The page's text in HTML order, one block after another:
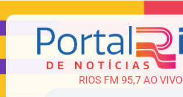
RIOS FM 95,7 AO VIVO